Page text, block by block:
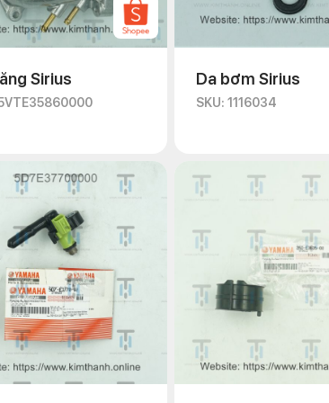
Lưu ý lựa chọn co xăng Exciter 150 2021 phù hợp
2021, bạn cần lưu ý đến một số yếu tố quan trọng
hiệu uy tín và chất lượng cao.
phù hợp với phiên bản xe của mình. Bởi mỗi
xuất của co xăng. Ưu tiên sản phẩm có vật liệu
từ người dùng khác về sản phẩm để tăng độ uy tín.
Sirius Da bơm Sirius
SKU: 1116034